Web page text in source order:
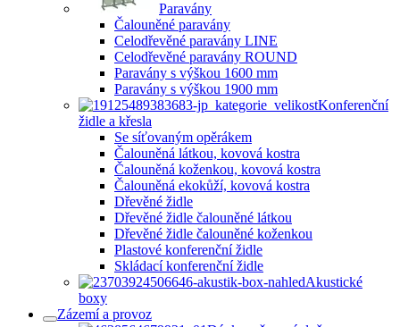
Paravány
Čalouněné paravány
Celodřevěné paravány LINE
Celodřevěné paravány ROUND
Paravány s výškou 1600 mm
Paravány s výškou 1900 mm
Konferenční
židle a křesla
Se síťovaným opěrákem
Čalouněná látkou, kovová kostra
Čalouněná koženkou, kovová kostra
Čalouněná ekokůží, kovová kostra
Dřevěné židle
Dřevěné židle čalouněné látkou
Dřevěné židle čalouněné koženkou
Plastové konferenční židle
Skládací konferenční židle
Akustické
boxy
Zázemí a provoz